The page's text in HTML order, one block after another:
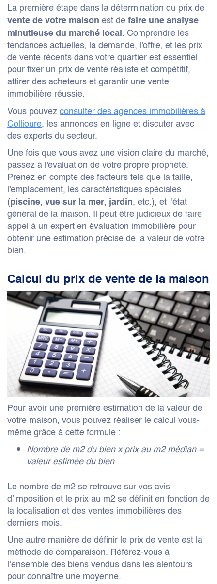
La première étape dans la détermination du prix de
vente de votre maison est de faire une analyse
minutieuse du marché local. Comprendre les
tendances actuelles, la demande, l'offre, et les prix
de vente récents dans votre quartier est essentiel
pour fixer un prix de vente réaliste et compétitif,
attirer des acheteurs et garantir une vente
immobilière réussie.
Vous pouvezconsulter des agences immobilières à
Collioure, les annonces en ligne et discuter avec
des experts du secteur.
Une fois que vous avez une vision claire du marché,
passez à l'évaluation de votre propre propriété.
Prenez en compte des facteurs tels que la taille,
l'emplacement, les caractéristiques spéciales
(piscine, vue sur la mer, jardin, etc.), et l'état
général de la maison. Il peut être judicieux de faire
appel à un expert en évaluation immobilière pour
obtenir une estimation précise de la valeur de votre
bien.
Calcul du prix de vente de la maison
Pour avoir une première estimation de la valeur de
votre maison, vous pouvez réaliser le calcul vous-
même grâce à cette formule :
Nombre de m2 du bien x prix au m2 médian =
valeur estimée du bien
Le nombre de m2 se retrouve sur vos avis
d’imposition et le prix au m2 se définit en fonction de
la localisation et des ventes immobilières des
derniers mois.
Une autre manière de définir le prix de vente est la
méthode de comparaison. Référez-vous à
l’ensemble des biens vendus dans les alentours
pour connaître une moyenne.